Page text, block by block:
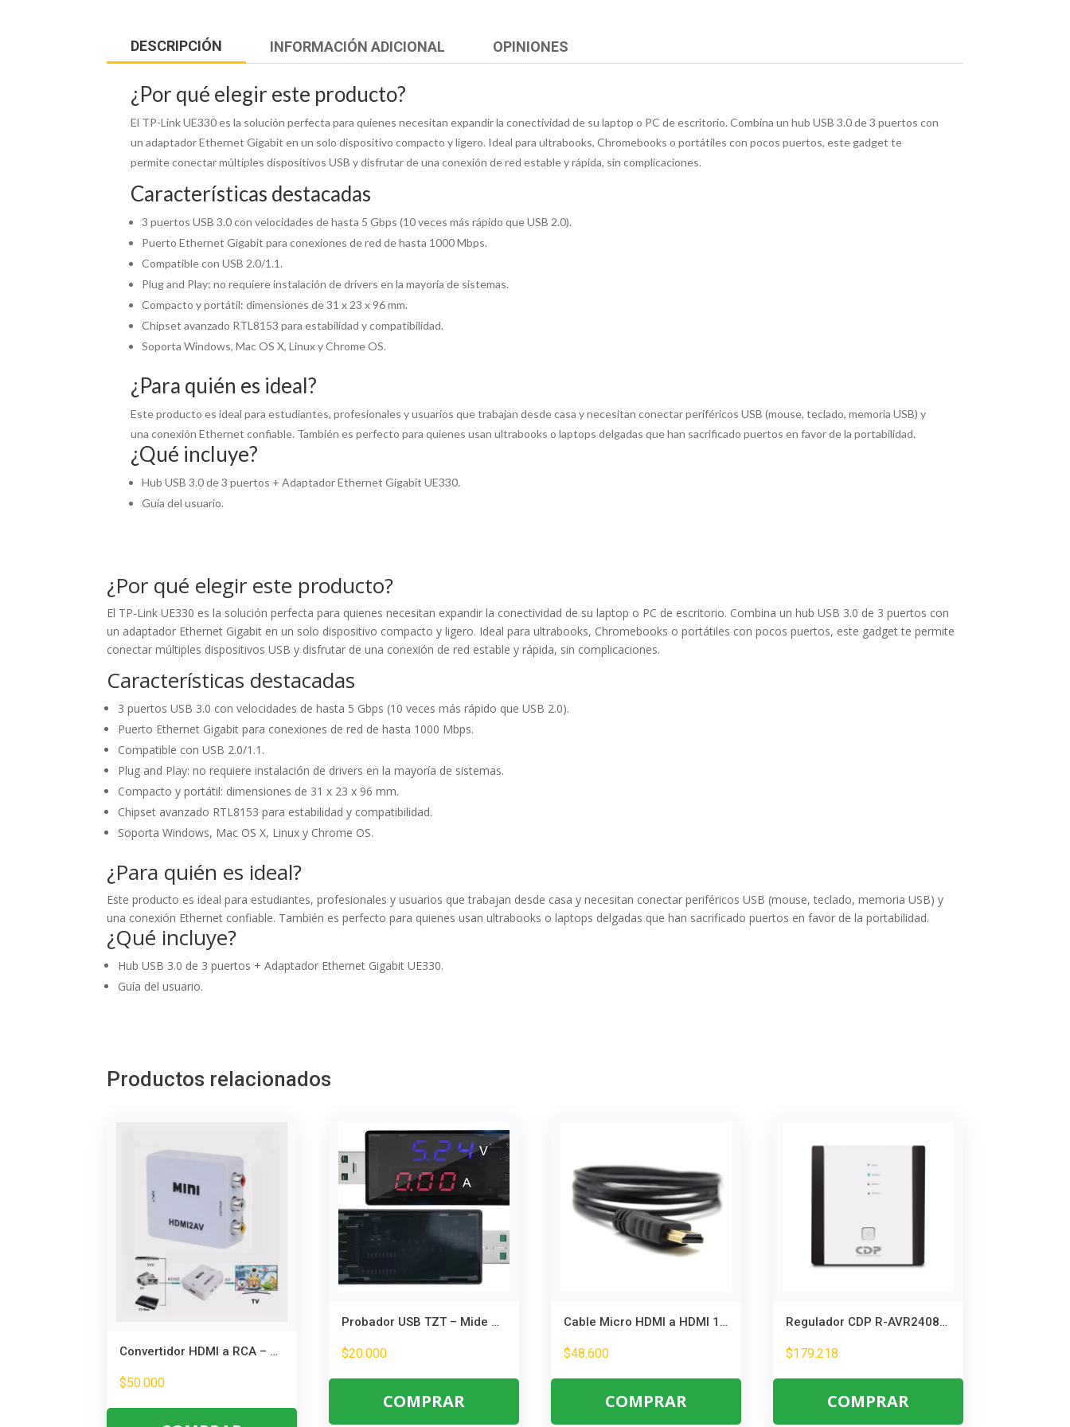
DESCRIPCIÓN INFORMACIÓN ADICIONAL OPINIONES
¿Por qué elegir este producto?
El TP-Link UE330 es la solución perfecta para quienes necesitan expandir la conectividad de su laptop o PC de escritorio. Combina un hub USB 3.0 de 3 puertos con
un adaptador Ethernet Gigabit en un solo dispositivo compacto y ligero. Ideal para ultrabooks, Chromebooks o portátiles con pocos puertos, este gadget te
permite conectar múltiples dispositivos USB y disfrutar de una conexión de red estable y rápida, sin complicaciones.
Características destacadas
3 puertos USB 3.0 con velocidades de hasta 5 Gbps (10 veces más rápido que USB 2.0).
Puerto Ethernet Gigabit para conexiones de red de hasta 1000 Mbps.
Compatible con USB 2.0/1.1.
Plug and Play: no requiere instalación de drivers en la mayoría de sistemas.
Compacto y portátil: dimensiones de 31 x 23 x 96 mm.
Chipset avanzado RTL8153 para estabilidad y compatibilidad.
Soporta Windows, Mac OS X, Linux y Chrome OS.
¿Para quién es ideal?
Este producto es ideal para estudiantes, profesionales y usuarios que trabajan desde casa y necesitan conectar periféricos USB (mouse, teclado, memoria USB) y
una conexión Ethernet confiable. También es perfecto para quienes usan ultrabooks o laptops delgadas que han sacrificado puertos en favor de la portabilidad.
¿Qué incluye?
Hub USB 3.0 de 3 puertos + Adaptador Ethernet Gigabit UE330.
Guía del usuario.
¿Por qué elegir este producto?
El TP-Link UE330 es la solución perfecta para quienes necesitan expandir la conectividad de su laptop o PC de escritorio. Combina un hub USB 3.0 de 3 puertos con
un adaptador Ethernet Gigabit en un solo dispositivo compacto y ligero. Ideal para ultrabooks, Chromebooks o portátiles con pocos puertos, este gadget te permite
conectar múltiples dispositivos USB y disfrutar de una conexión de red estable y rápida, sin complicaciones.
Características destacadas
3 puertos USB 3.0 con velocidades de hasta 5 Gbps (10 veces más rápido que USB 2.0).
Puerto Ethernet Gigabit para conexiones de red de hasta 1000 Mbps.
Compatible con USB 2.0/1.1.
Plug and Play: no requiere instalación de drivers en la mayoría de sistemas.
Compacto y portátil: dimensiones de 31 x 23 x 96 mm.
Chipset avanzado RTL8153 para estabilidad y compatibilidad.
Soporta Windows, Mac OS X, Linux y Chrome OS.
¿Para quién es ideal?
Este producto es ideal para estudiantes, profesionales y usuarios que trabajan desde casa y necesitan conectar periféricos USB (mouse, teclado, memoria USB) y
una conexión Ethernet confiable. También es perfecto para quienes usan ultrabooks o laptops delgadas que han sacrificado puertos en favor de la portabilidad.
¿Qué incluye?
Hub USB 3.0 de 3 puertos + Adaptador Ethernet Gigabit UE330.
Guía del usuario.
Productos relacionados
Convertidor HDMI a RCA – Conecta Dispositivos Modernos a TVs Antiguas
$50.000
Probador USB TZT – Mide Voltaje y Corriente para Discos y Carga
$20.000
COMPRAR
Cable Micro HDMI a HDMI 1.5m – Conecta Cámaras y Tabletas a TV
$48.600
COMPRAR
Regulador CDP R-AVR2408 2400VA – Protección para Equipos Electrónicos
$179.218
COMPRAR